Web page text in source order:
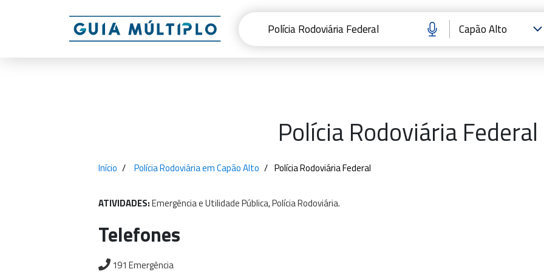
Polícia Rodoviária Federal
Início Polícia Rodoviária em Capão Alto Polícia Rodoviária Federal
ATIVIDADES:EmergênciaeUtilidadePública,PolíciaRodoviária.
Telefones
191 Emergência